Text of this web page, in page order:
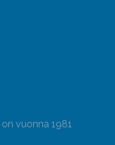
on vuonna 1981